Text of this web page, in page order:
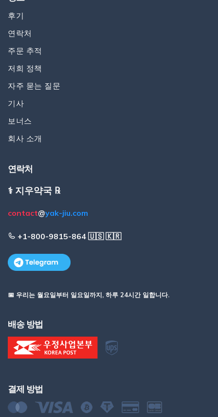
후기
연락처
주문 추적
저희 정책
자주 묻는 질문
기사
보너스
회사 소개
연락처
⚕️ 지우약국 ℞
contact@yak-jiu.com
+1-800-9815-864 🇺🇸 🇰🇷
📅 우리는 월요일부터 일요일까지, 하루 24시간 일합니다.
배송 방법
결제 방법